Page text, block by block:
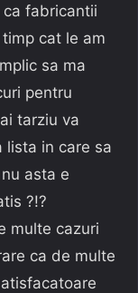
fabricantii
cat le am
sa ma
pentru
tarziu va
lista in care sa
asta e
?!?
multe cazuri
ca de multe